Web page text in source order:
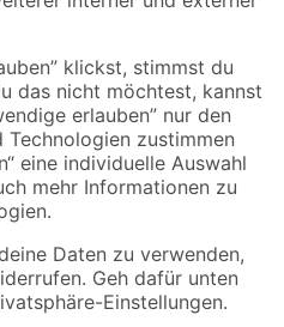
Die dargestellten Angebote sind unter
angegebenen Verfügbarkeiten beziehen